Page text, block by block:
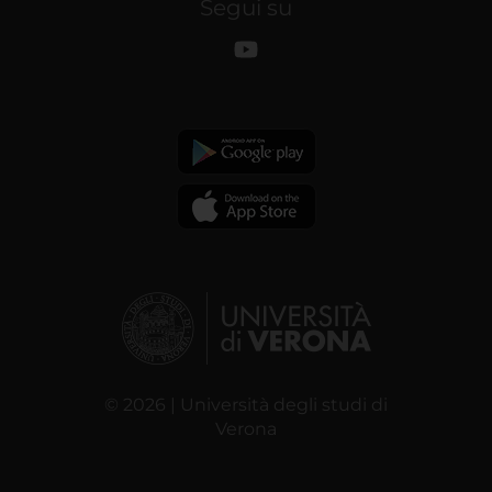
Segui su
© 2026 | Università degli studi di
Verona